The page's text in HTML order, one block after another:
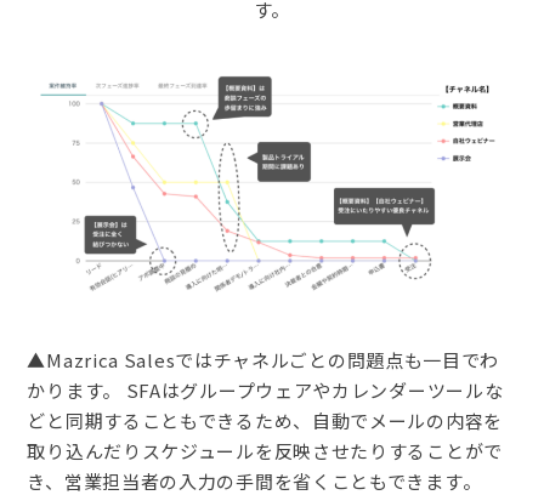
す。
▲Mazrica Salesではチャネルごとの問題点も一目でわ
かります。 SFAはグループウェアやカレンダーツールな
どと同期することもできるため、自動でメールの内容を
取り込んだりスケジュールを反映させたりすることがで
き、営業担当者の入力の手間を省くこともできます。